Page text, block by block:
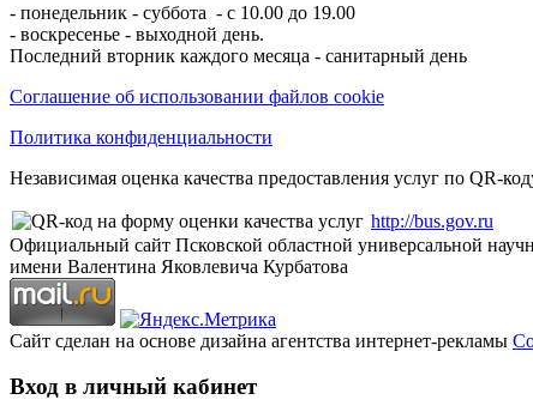
- понедельник - суббота - с 10.00 до 19.00
- воскресенье - выходной день.
Последний вторник каждого месяца - санитарный день
Соглашение об использовании файлов cookie
Политика конфиденциальности
Независимая оценка качества предоставления услуг по QR-
http://bus.gov.ru
Официальный сайт Псковской областной универсальной
имени Валентина Яковлевича Курбатова
Сайт сделан на основе дизайна агентства интернет-рекламы
Вход в личный кабинет